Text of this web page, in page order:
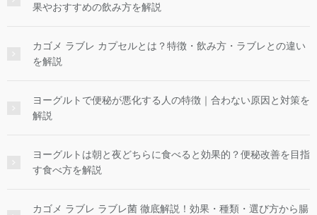
果やおすすめの飲み方を解説
カゴメ ラブレ カプセルとは？特徴・飲み方・ラブレとの違い
を解説
ヨーグルトで便秘が悪化する人の特徴｜合わない原因と対策を
解説
ヨーグルトは朝と夜どちらに食べると効果的？便秘改善を目指
す食べ方を解説
カゴメ ラブレ ラブレ菌 徹底解説！効果・種類・選び方から腸